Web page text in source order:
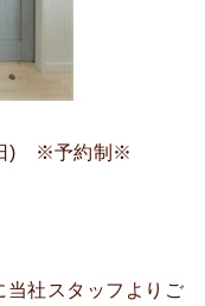
日) ※予約制※
当社スタッフよりご